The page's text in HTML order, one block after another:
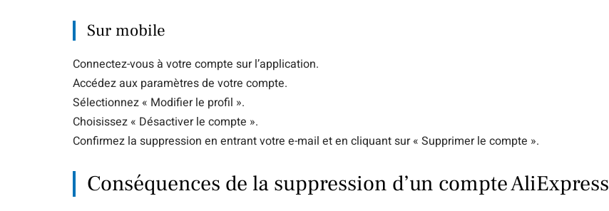
Sur mobile
Connectez-vous à votre compte sur l’application.
Accédez aux paramètres de votre compte.
Sélectionnez « Modifier le profil ».
Choisissez « Désactiver le compte ».
Confirmez la suppression en entrant votre e-mail et en cliquant sur « Supprimer le compte ».
Conséquences de la suppression d’un compte AliExpress